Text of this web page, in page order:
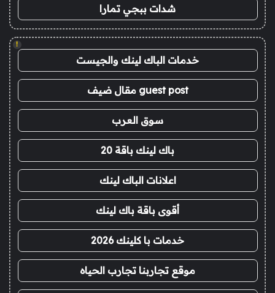
شدات ببجي تمارا
!
خدمات الباك لينك والجيست
guest post مقال ضيف
سوق العرب
باك لينك باقة 20
اعلانات الباك لينك
أقوى باقة باك لينك
خدمات با كلينك 2026
موقع تجاربنا تجارب الحياه